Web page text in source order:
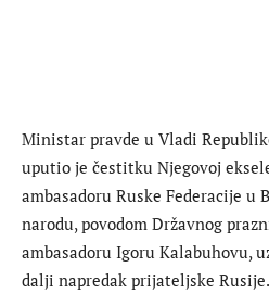
Ministar pravde u Vladi
uputio je čestitku Njegovoj
ambasadoru Ruske Federacije u
narodu, povodom Državnog
ambasadoru Igoru Kalabuhovu,
dalji napredak prijateljske Rusije.